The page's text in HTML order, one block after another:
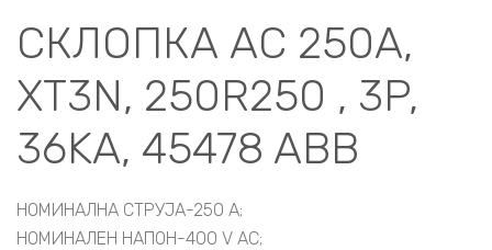
СКЛОПКА АС 250A,
XT3N, 250R250 , 3P,
36KA, 45478 ABB
НОМИНАЛНА СТРУЈА-250 A;
НОМИНАЛЕН НАПОН-400 V AC;